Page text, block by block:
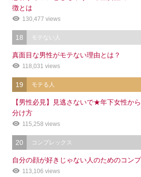
徴とは
130,477 views
18 モテない人
真面目な男性がモテない理由とは？
118,031 views
19 モテる人
【男性必見】見逃さないで★年下女性か
分け方
115,258 views
20 コンプレックス
自分の顔が好きじゃない人のためのコン
113,106 views